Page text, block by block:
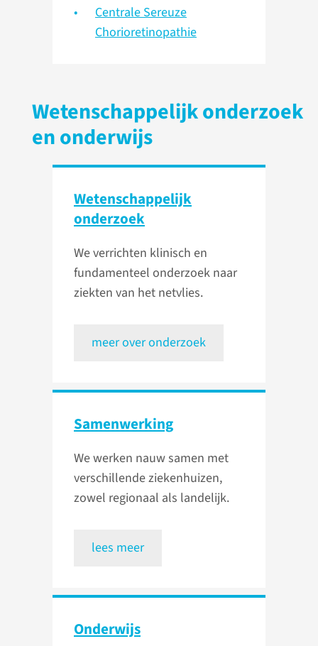
Centrale Sereuze
Chorioretinopathie
Wetenschappelijk onderzoek
en onderwijs
Weten­schappelijk
onderzoek
We verrichten klinisch en
fundamenteel onderzoek naar
ziekten van het netvlies.
meer over onderzoek
Samenwerking
We werken nauw samen met
verschillende ziekenhuizen,
zowel regionaal als landelijk.
lees meer
Onderwijs